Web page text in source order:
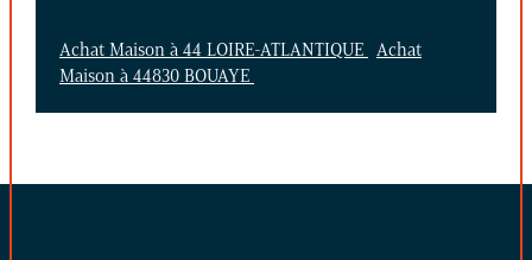
Achat Maison à 44 LOIRE-ATLANTIQUE
Achat
Maison à 44830 BOUAYE